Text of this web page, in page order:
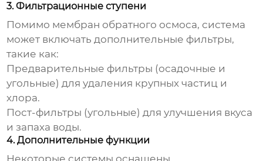
3. Фильтрационные ступени
Помимо мембран обратного осмоса, система
может включать дополнительные фильтры,
такие как:
Предварительные фильтры (осадочные и
угольные) для удаления крупных частиц и
хлора.
Пост-фильтры (угольные) для улучшения вкуса
и запаха воды.
4. Дополнительные функции